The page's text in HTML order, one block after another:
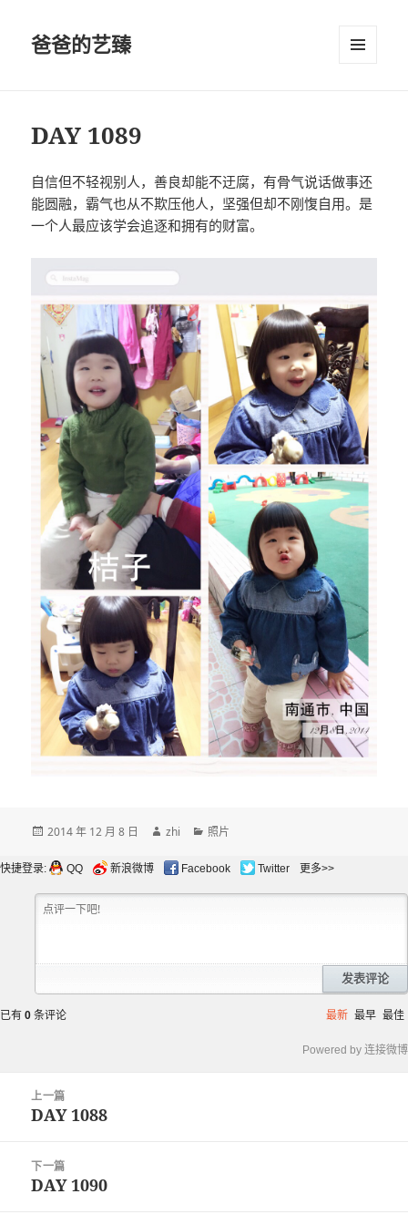
爸爸的艺臻
DAY 1089
自信但不轻视别人，善良却能不迂腐，有骨气说话做事还
能圆融，霸气也从不欺压他人，坚强但却不刚愎自用。是
一个人最应该学会追逐和拥有的财富。
发
于
2014 年 12 月 8 日
作
zhi
分
照片
快捷登录: QQ 新浪微博 Facebook Twitter 更多>>
发表评论
已有 0 条评论 最新 最早 最佳
Powered by 连接微博
上一篇
上
文
章：
DAY 1088
下一篇
下
DAY 1090